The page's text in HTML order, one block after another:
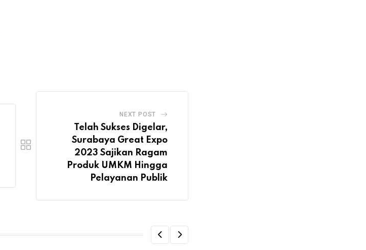
NEXT POST
Telah Sukses Digelar,
Surabaya Great Expo
2023 Sajikan Ragam
Produk UMKM Hingga
Pelayanan Publik